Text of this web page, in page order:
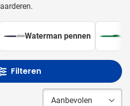
Waterman pennen
Filteren